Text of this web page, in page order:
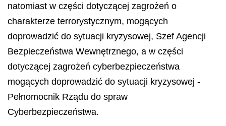
natomiast w części dotyczącej zagrożeń o
charakterze terrorystycznym, mogących
doprowadzić do sytuacji kryzysowej, Szef Agencji
Bezpieczeństwa Wewnętrznego, a w części
dotyczącej zagrożeń cyberbezpieczeństwa
mogących doprowadzić do sytuacji kryzysowej -
Pełnomocnik Rządu do spraw
Cyberbezpieczeństwa.